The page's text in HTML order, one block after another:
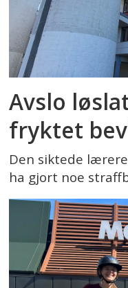
Avslo
fryktet
Den siktede
ha gjort noe